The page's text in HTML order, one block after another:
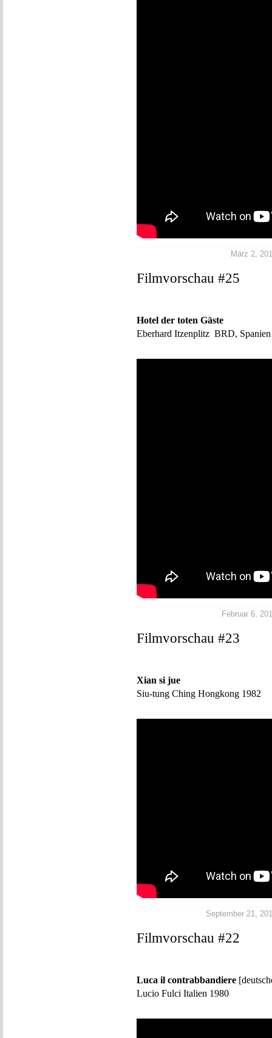
März 2,
Filmvorschau #25
Hotel der toten Gäste
Eberhard Itzenplitz BRD,
Februar 6,
Filmvorschau #23
Xian si jue
Siu-tung Ching Hongkong 1982
September 21,
Filmvorschau #22
Luca il contrabbandiere
Lucio Fulci Italien 1980